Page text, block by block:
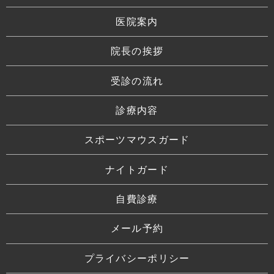
医院案内
院長の挨拶
受診の流れ
診療内容
スポーツマウスガード
ナイトガード
自費診療
メール予約
プライバシーポリシー